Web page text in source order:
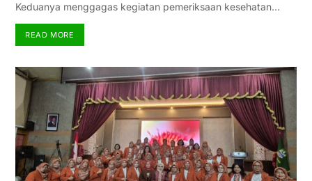
Keduanya menggagas kegiatan pemeriksaan kesehatan…
READ MORE